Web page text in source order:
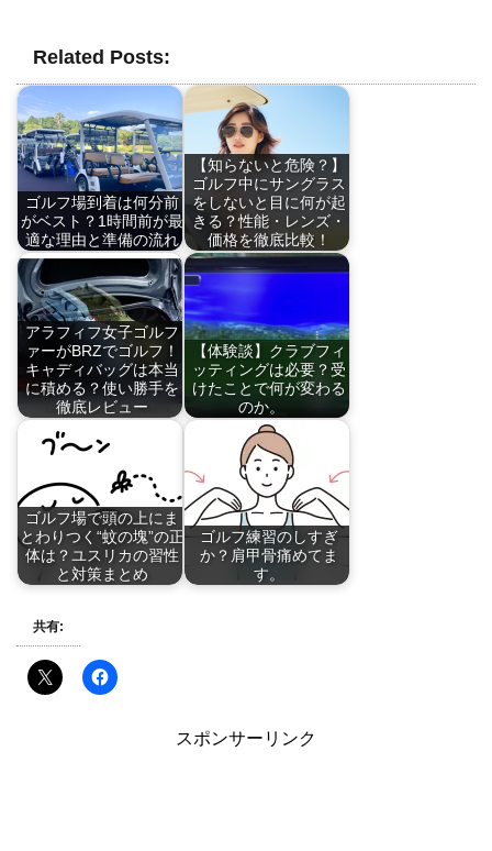
Related Posts:
ゴルフ場到着は何分前
がベスト？1時間前が最
適な理由と準備の流れ
【知らないと危険？】
ゴルフ中にサングラス
をしないと目に何が起
きる？性能・レンズ・
価格を徹底比較！
アラフィフ女子ゴルフ
ァーがBRZでゴルフ！
キャディバッグは本当
に積める？使い勝手を
徹底レビュー
【体験談】クラブフィ
ッティングは必要？受
けたことで何が変わる
のか。
ゴルフ場で頭の上にま
とわりつく“蚊の塊”の正
体は？ユスリカの習性
と対策まとめ
ゴルフ練習のしすぎ
か？肩甲骨痛めてま
す。
共有:
スポンサーリンク